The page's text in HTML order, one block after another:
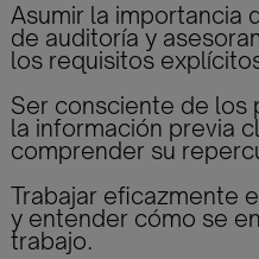
Asumir la importancia
de auditoría y
los requisitos
Ser consciente de los
la información previa
comprender su
Trabajar eficazmente
y entender cómo se
trabajo.